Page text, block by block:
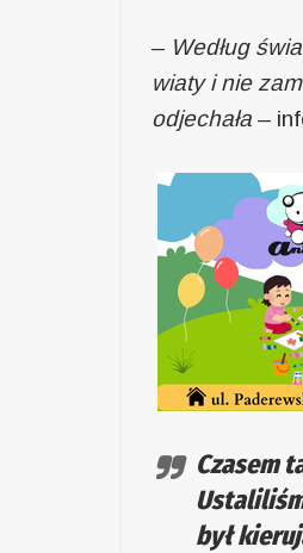
– Według
wiaty i nie
odjechała –
Czasem
był